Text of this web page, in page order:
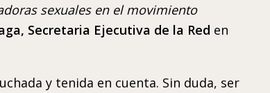
sexuales en el movimiento
Secretaria Ejecutiva de la Red en
y tenida en cuenta. Sin duda, ser